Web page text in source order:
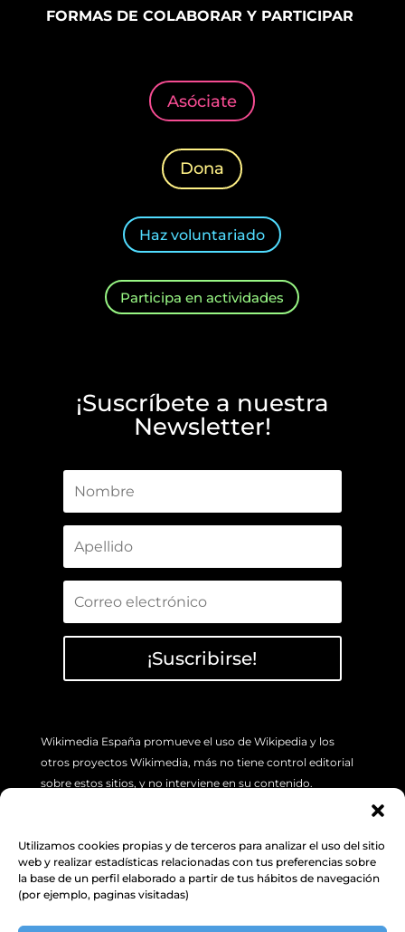
Utilizamos cookies propias y de terceros para analizar el uso del sitio
web y realizar estadísticas relacionadas con tus preferencias sobre
la base de un perfil elaborado a partir de tus hábitos de navegación
(por ejemplo, paginas visitadas)
FORMAS DE COLABORAR Y PARTICIPAR
Asóciate
Dona
Haz voluntariado
Participa en actividades
¡Suscríbete a nuestra
Newsletter!
¡Suscribirse!
Wikimedia España promueve el uso de Wikipedia y los
otros proyectos Wikimedia, más no tiene control editorial
sobre estos sitios, y no interviene en su contenido.
favor utilice la pestaña de “Discusión”, ubicada en la parte
superior izquierda de cada artículo. Además, le sugerimos
revisar la siguienteINFORMACIÓN.